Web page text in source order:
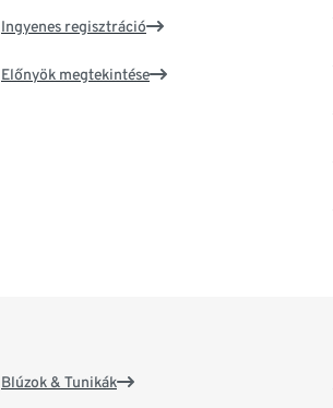
Ingyenes regisztráció
Előnyök megtekintése
Blúzok & Tunikák